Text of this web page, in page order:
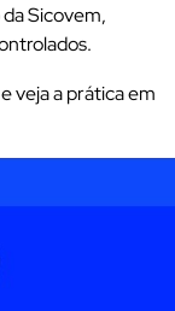
Sicovem,
veja a prática em